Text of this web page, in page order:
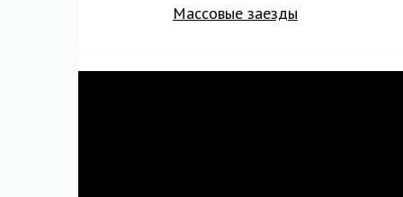
Массовые заезды